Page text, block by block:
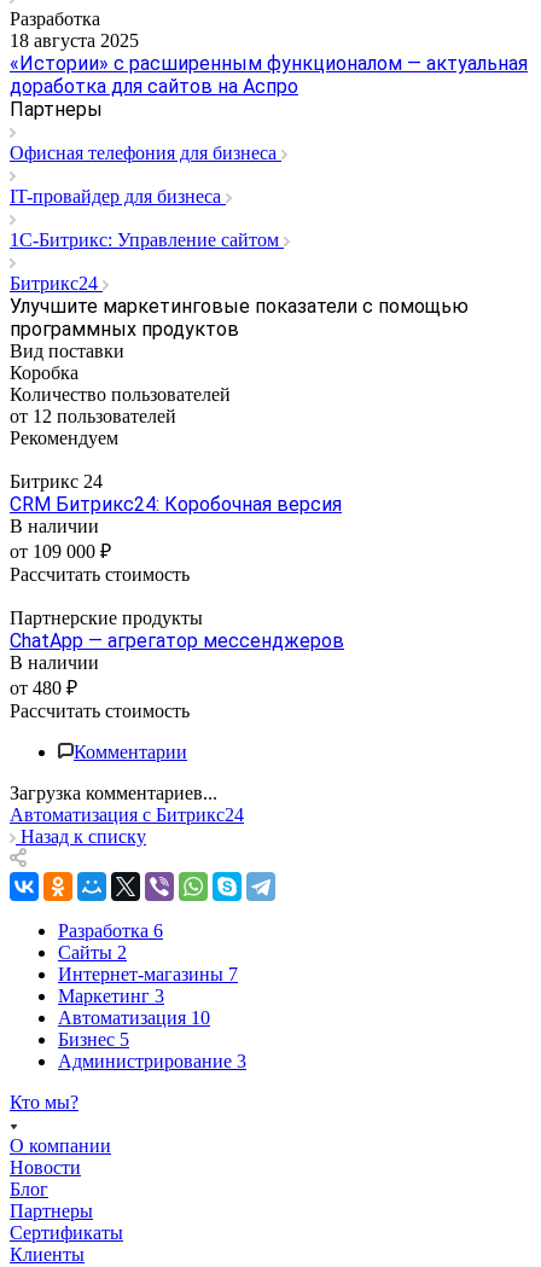
Разработка
18 августа 2025
«Истории» с расширенным функционалом — актуальная
доработка для сайтов на Аспро
Партнеры
Офисная телефония для бизнеса
IT-провайдер для бизнеса
1C-Битрикс: Управление сайтом
Битрикс24
Улучшите маркетинговые показатели с помощью
программных продуктов
Вид поставки
Коробка
Количество пользователей
от 12 пользователей
Рекомендуем
Битрикс 24
CRM Битрикс24: Коробочная версия
В наличии
от 109 000 ₽
Рассчитать стоимость
Партнерские продукты
ChatApp — агрегатор мессенджеров
В наличии
от 480 ₽
Рассчитать стоимость
Комментарии
Загрузка комментариев...
Автоматизация с Битрикс24
Назад к списку
Разработка 6
Сайты 2
Интернет-магазины 7
Маркетинг 3
Автоматизация 10
Бизнес 5
Администрирование 3
Кто мы?
О компании
Новости
Блог
Партнеры
Сертификаты
Клиенты